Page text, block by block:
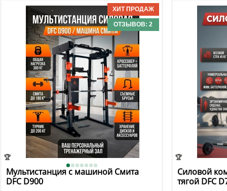
Вес пользователя:до 120 кг
Размер:138 см х 103.5 см х 201 см
Доставка:БЕСПЛАТНО, 2-3 дня
Доставка:
ОТЗЫВОВ: 2
🏆
Мультистанция с машиной Смита
DFCD900
🏆
Силовой
тягой DFC